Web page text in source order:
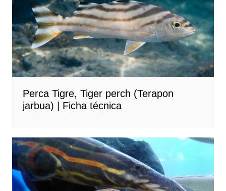
Perca Tigre, Tiger perch (Terapon
jarbua) | Ficha técnica